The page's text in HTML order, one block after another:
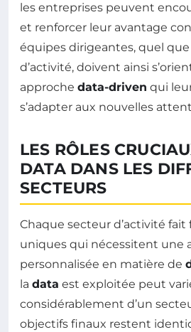
les entreprises peuvent
et renforcer leur avantage
équipes dirigeantes, quel
d’activité, doivent ainsi
approche data-driven qui
s’adapter aux nouvelles
LES RÔLES
DATA DANS LES
SECTEURS
Chaque secteur d’activité fait
uniques qui nécessitent une
personnalisée en matière de
la data est exploitée peut
considérablement d’un
objectifs finaux restent